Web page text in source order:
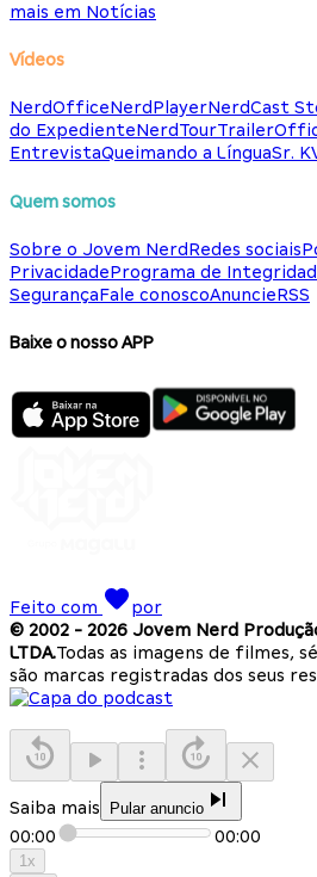
mais em Notícias
Vídeos
NerdOfficeNerdPlayerNerdCast
do ExpedienteNerdTour
EntrevistaQueimando a LínguaSr. K
Quem somos
Sobre o Jovem NerdRedes sociais
PrivacidadePrograma de
SegurançaFale conoscoAnuncieRSS
Baixe o nosso APP
Feito com
por
© 2002 - 2026 Jovem Nerd
LTDA.Todas as imagens de filmes,
são marcas registradas dos seus
Saiba mais Pular anuncio
00:00 00:00
1x